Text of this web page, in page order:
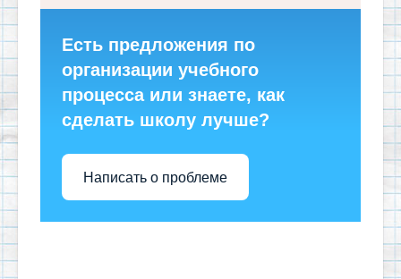
Есть предложения по
организации учебного
процесса или знаете, как
сделать школу лучше?
Написать о проблеме